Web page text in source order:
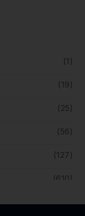
(1)
(19)
(25)
(56)
(127)
(610)
(5)